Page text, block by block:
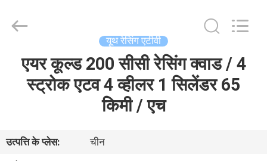
हमारे
Vehicle
Co.,Ltd.
यूथ रेसिंग एटीवी
एयर कूल्ड 200 सीसी रेसिंग क्वाड / 4
स्ट्रोक एटव 4 व्हीलर 1 सिलेंडर 65
किमी / एच
उत्पत्ति के प्लेस:
चीन